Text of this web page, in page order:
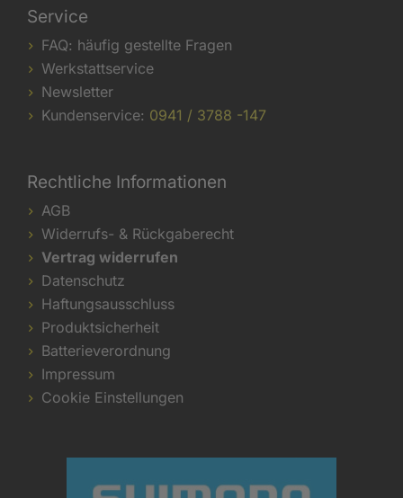
Service
FAQ: häufig gestellte Fragen
Werkstattservice
Newsletter
Kundenservice: 0941 / 3788 -147
Rechtliche Informationen
AGB
Widerrufs- & Rückgaberecht
Vertrag widerrufen
Datenschutz
Haftungsausschluss
Produktsicherheit
Batterieverordnung
Impressum
Cookie Einstellungen